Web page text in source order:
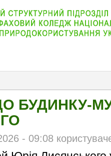
БУДИНКУ-
- 09:08